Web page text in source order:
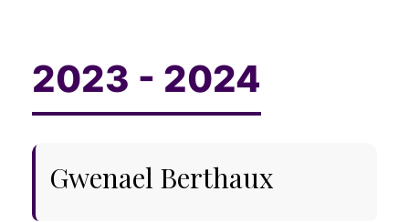
Gwenael Berthaux